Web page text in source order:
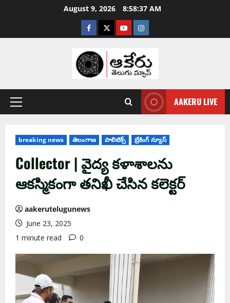
August 9, 2026 8:58:38 AM
AAKERU LIVE
breaking news తెలంగాణ పాలిటిక్స్ బ్రేకింగ్ న్యూస్
Collector | వైద్య కళాశాలను
ఆక‌స్మికంగా త‌నిఖీ చేసిన క‌లెక్ట‌ర్‌
aakerutelugunews
June 23, 2025
1 minute read
0